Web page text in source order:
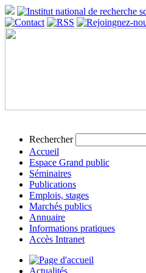
Rechercher
Accueil
Espace Grand public
Séminaires
Publications
Emplois, stages
Marchés publics
Annuaire
Informations pratiques
Accès Intranet
Actualités